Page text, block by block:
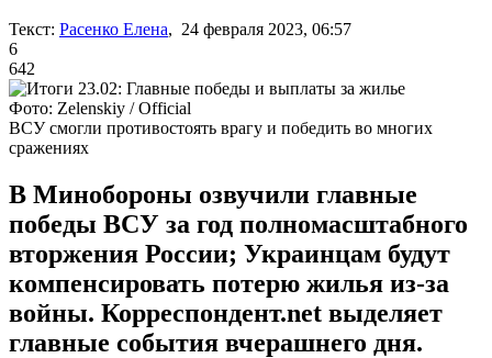
Текст: Расенко Елена, 24 февраля 2023, 06:57
6
642
Фото: Zelenskiy / Official
ВСУ смогли противостоять врагу и победить во многих
сражениях
В Минобороны озвучили главные
победы ВСУ за год полномасштабного
вторжения России; Украинцам будут
компенсировать потерю жилья из-за
войны. Корреспондент.net выделяет
главные события вчерашнего дня.